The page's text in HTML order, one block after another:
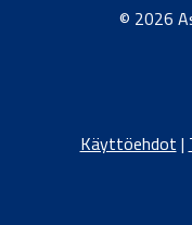
© 2026
Käyttöehdot|